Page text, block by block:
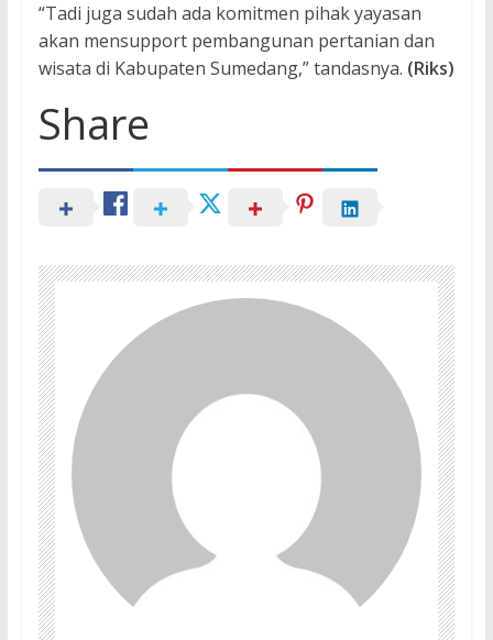
“Tadi juga sudah ada komitmen pihak yayasan
akan mensupport pembangunan pertanian dan
wisata di Kabupaten Sumedang,” tandasnya. (Riks)
Share